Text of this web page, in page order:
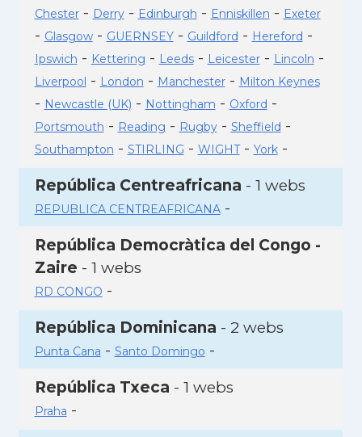
Chester- Derry- Edinburgh - Enniskillen - Exeter
- Glasgow- GUERNSEY- Guildford - Hereford -
Ipswich - Kettering - Leeds- Leicester- Lincoln -
Liverpool - London - Manchester- Milton Keynes
- Newcastle (UK) - Nottingham - Oxford -
Portsmouth - Reading - Rugby- Sheffield -
Southampton - STIRLING - WIGHT- York-
República Centreafricana - 1 webs
REPUBLICA CENTREAFRICANA-
República Democràtica del Congo -
Zaire - 1 webs
RD CONGO -
República Dominicana - 2 webs
Punta Cana - Santo Domingo -
República Txeca - 1 webs
Praha -